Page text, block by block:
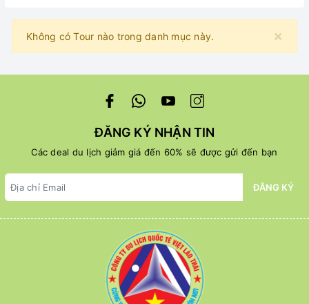
×
Không có Tour nào trong danh mục này.
ĐĂNG KÝ NHẬN TIN
Các deal du lịch giảm giá đến 60% sẽ được gửi đến bạn
ĐĂNG KÝ